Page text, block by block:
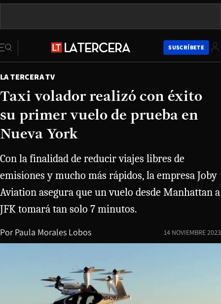
SUSCRÍBETE
LA TERCERA TV
Taxi volador realizó con éxito
su primer vuelo de prueba en
Nueva York
Con la finalidad de reducir viajes libres de
emisiones y mucho más rápidos, la empresa Joby
Aviation asegura que un vuelo desde Manhattan a
JFK tomará tan solo 7 minutos.
Por Paula Morales Lobos 14 NOVIEMBRE 2023